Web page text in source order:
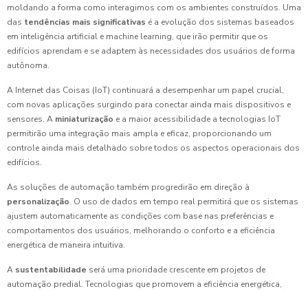
moldando a forma como interagimos com os ambientes construídos. Uma
das tendências mais significativas é a evolução dos sistemas baseados
em inteligência artificial e machine learning, que irão permitir que os
edifícios aprendam e se adaptem às necessidades dos usuários de forma
autônoma.
A Internet das Coisas (IoT) continuará a desempenhar um papel crucial,
com novas aplicações surgindo para conectar ainda mais dispositivos e
sensores. A miniaturização e a maior acessibilidade a tecnologias IoT
permitirão uma integração mais ampla e eficaz, proporcionando um
controle ainda mais detalhado sobre todos os aspectos operacionais dos
edifícios.
As soluções de automação também progredirão em direção à
personalização. O uso de dados em tempo real permitirá que os sistemas
ajustem automaticamente as condições com base nas preferências e
comportamentos dos usuários, melhorando o conforto e a eficiência
energética de maneira intuitiva.
A sustentabilidade será uma prioridade crescente em projetos de
automação predial. Tecnologias que promovem a eficiência energética,